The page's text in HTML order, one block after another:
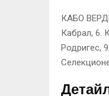
КАБО
Кабрал, 6.
Родригес,